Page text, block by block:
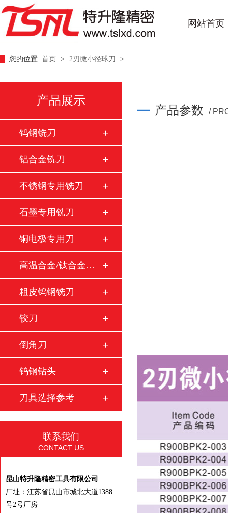
网站首页
您的位置: 首页 > 2刃微小径球刀 >
产品展示
钨钢铣刀
铝合金铣刀
不锈钢专用铣刀
石墨专用铣刀
铜电极专用刀
高温合金/钛合金铣…
粗皮钨钢铣刀
铰刀
倒角刀
钨钢钻头
刀具选择参考
联系我们
CONTACT US
昆山特升隆精密工具有限公司
厂址：江苏省昆山市城北大道1388
号2号厂房
产品参数 /